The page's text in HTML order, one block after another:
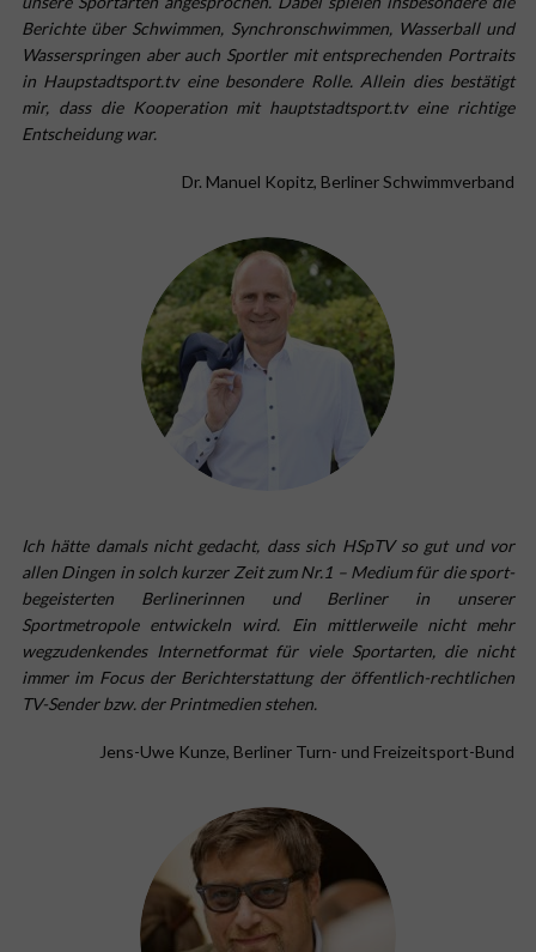
Berichte über Schwimmen, Synchronschwimmen, Wasserball und
Wasserspringen aber auch Sportler mit entsprechenden Portraits
in Haupstadtsport.tv eine besondere Rolle. Allein dies bestätigt
mir, dass die Kooperation mit hauptstadtsport.tv eine richtige
Entscheidung war.
Dr. Manuel Kopitz, Berliner Schwimmverband
Ich hätte damals nicht gedacht, dass sich HSpTV so gut und vor
allen Dingen in solch kurzer Zeit zum Nr.1 – Medium für die sport-
begeisterten Berlinerinnen und Berliner in unserer
Sportmetropole entwickeln wird. Ein mittlerweile nicht mehr
wegzudenkendes Internetformat für viele Sportarten, die nicht
immer im Focus der Berichterstattung der öffentlich-rechtlichen
TV-Sender bzw. der Printmedien stehen.
Jens-Uwe Kunze, Berliner Turn- und Freizeitsport-Bund